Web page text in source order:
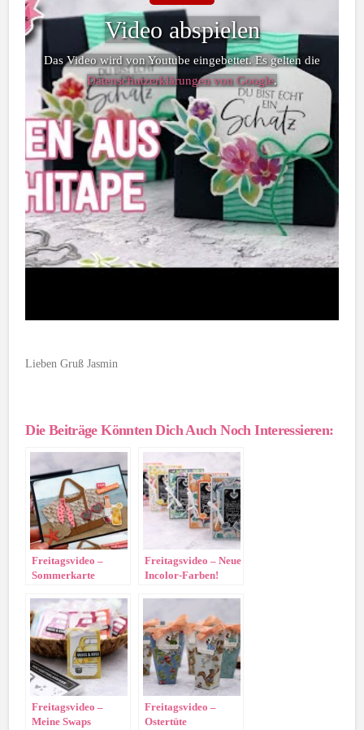
Video abspielen
Das Video wird von Youtube eingebettet. Es gelten die
Datenschutzerklärungen von Google.
Lieben Gruß Jasmin
Die Beiträge Könnten Dich Auch Noch Interessieren:
Freitagsvideo –
Sommerkarte
Freitagsvideo – Neue
Incolor-Farben!
Freitagsvideo –
Meine Swaps
Freitagsvideo –
Ostertüte